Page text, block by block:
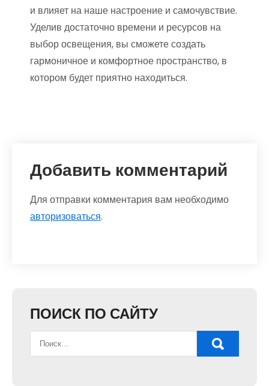
и влияет на наше настроение и самочувствие.
Уделив достаточно времени и ресурсов на
выбор освещения, вы сможете создать
гармоничное и комфортное пространство, в
котором будет приятно находиться.
Добавить комментарий
Для отправки комментария вам необходимо
авторизоваться.
ПОИСК ПО САЙТУ